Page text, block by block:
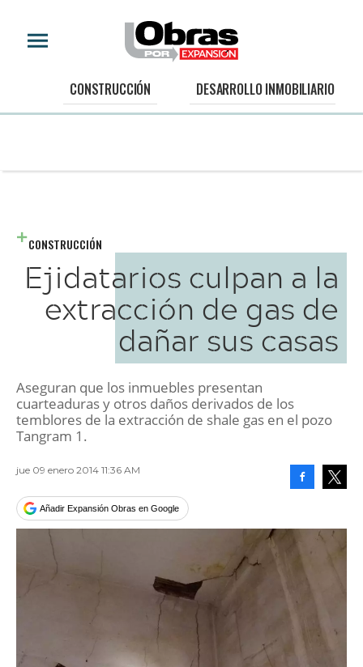
CONSTRUCCIÓN DESARROLLO INMOBILIARIO
CONSTRUCCIÓN
Ejidatarios culpan a la
extracción de gas de
dañar sus casas
Aseguran que los inmuebles presentan
cuarteaduras y otros daños derivados de los
temblores de la extracción de shale gas en el pozo
Tangram 1.
jue 09 enero 2014 11:36 AM
Añadir Expansión Obras en Google